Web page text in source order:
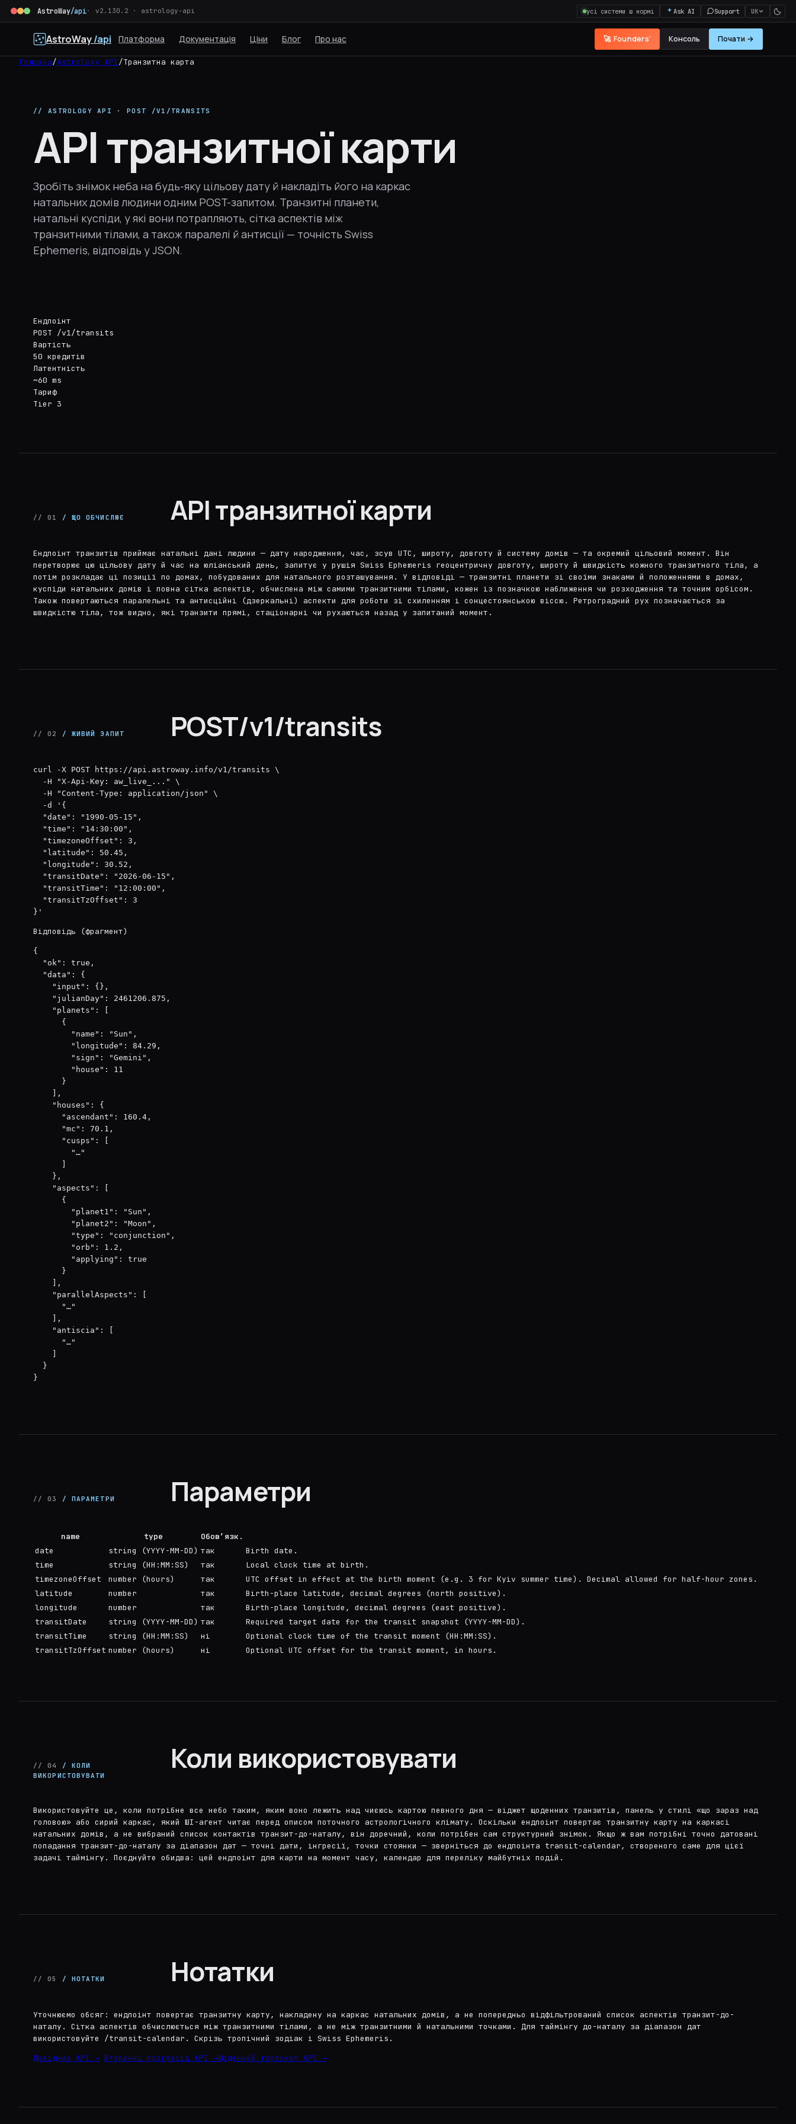
AstroWay/api v2.130.2 · astrology-api усі системи в нормі Ask AI Support UK
AstroWay/api Платформа Документація Ціни Блог Про нас 🚀 Founders' Консоль Почати →
Головна/Astrology API/Транзитна карта
// ASTROLOGY API · POST /V1/TRANSITS
API транзитної карти
Зробіть знімок неба на будь-яку цільову дату й накладіть його на каркас
натальних домів людини одним POST-запитом. Транзитні планети,
натальні куспіди, у які вони потрапляють, сітка аспектів між
транзитними тілами, а також паралелі й антисції — точність Swiss
Ephemeris, відповідь у JSON.
Ендпоінт
POST /v1/transits
Вартість
50 кредитів
Латентність
~60 ms
Тариф
Tier 3
// 01 / ЩО ОБЧИСЛЮЄ API транзитної карти
Ендпоінт транзитів приймає натальні дані людини — дату народження, час, зсув UTC, широту, довготу й систему домів — та окремий цільовий момент. Він
перетворює цю цільову дату й час на юліанський день, запитує у рушія Swiss Ephemeris геоцентричну довготу, широту й швидкість кожного транзитного тіла, а
потім розкладає ці позиції по домах, побудованих для натального розташування. У відповіді — транзитні планети зі своїми знаками й положеннями в домах,
куспіди натальних домів і повна сітка аспектів, обчислена між самими транзитними тілами, кожен із позначкою наближення чи розходження та точним орбісом.
Також повертаються паралельні та антисційні (дзеркальні) аспекти для роботи зі схиленням і сонцестоянською віссю. Ретроградний рух позначається за
швидкістю тіла, тож видно, які транзити прямі, стаціонарні чи рухаються назад у запитаний момент.
// 02 / ЖИВИЙ ЗАПИТ POST/v1/transits
curl -X POST https://api.astroway.info/v1/transits \
  -H "X-Api-Key: aw_live_..." \
  -H "Content-Type: application/json" \
  -d '{
  "date": "1990-05-15",
  "time": "14:30:00",
  "timezoneOffset": 3,
  "latitude": 50.45,
  "longitude": 30.52,
  "transitDate": "2026-06-15",
  "transitTime": "12:00:00",
  "transitTzOffset": 3
}'
Відповідь (фрагмент)
{
  "ok": true,
  "data": {
    "input": {},
    "julianDay": 2461206.875,
    "planets": [
      {
        "name": "Sun",
        "longitude": 84.29,
        "sign": "Gemini",
        "house": 11
      }
    ],
    "houses": {
      "ascendant": 160.4,
      "mc": 70.1,
      "cusps": [
        "…"
    },
    "aspects": [
      {
        "planet1": "Sun",
        "planet2": "Moon",
        "type": "conjunction",
        "orb": 1.2,
        "applying": true
      }
    ],
    "parallelAspects": [
      "…"
    ],
    "antiscia": [
      "…"
  }
}
// 03 / ПАРАМЕТРИ Параметри
name type
Обов’язк.
date
string (YYYY-MM-DD) так
Birth date.
time
string (HH:MM:SS) так
Local clock time at birth.
timezoneOffset
number (hours) так
UTC offset in effect at the birth moment (e.g. 3 for Kyiv summer time). Decimal allowed for half-hour zones.
latitude
number так
Birth-place latitude, decimal degrees (north positive).
longitude
number так
Birth-place longitude, decimal degrees (east positive).
transitDate
string (YYYY-MM-DD) так
Required target date for the transit snapshot (YYYY-MM-DD).
transitTime
string (HH:MM:SS) ні
Optional clock time of the transit moment (HH:MM:SS).
transitTzOffset number (hours) ні Optional UTC offset for the transit moment, in hours.
// 04
/ КОЛИ
ВИКОРИСТОВУВАТИ
Коли використовувати
Використовуйте це, коли потрібне все небо таким, яким воно лежить над чиєюсь картою певного дня — віджет щоденних транзитів, панель у стилі «що зараз над
головою» або сирий каркас, який ШІ-агент читає перед описом поточного астрологічного клімату. Оскільки ендпоінт повертає транзитну карту на каркасі
натальних домів, а не вибраний список контактів транзит-до-наталу, він доречний, коли потрібен сам структурний знімок. Якщо ж вам потрібні точно датовані
попадання транзит-до-наталу за діапазон дат — точні дати, інгресії, точки стоянки — зверніться до ендпоінта transit-calendar, створеного саме для цієї
задачі таймінгу. Поєднуйте обидва: цей ендпоінт для карти на момент часу, календар для переліку майбутніх подій.
// 05 / НОТАТКИ Нотатки
Уточнюємо обсяг: ендпоінт повертає транзитну карту, накладену на каркас натальних домів, а не попередньо відфільтрований список аспектів транзит-до-
наталу. Сітка аспектів обчислюється між транзитними тілами, а не між транзитними й натальними точками. Для таймінгу до-наталу за діапазон дат
використовуйте /transit-calendar. Скрізь тропічний зодіак і Swiss Ephemeris.
Довідник API → Вторинні прогресії API →Щоденний гороскоп API →